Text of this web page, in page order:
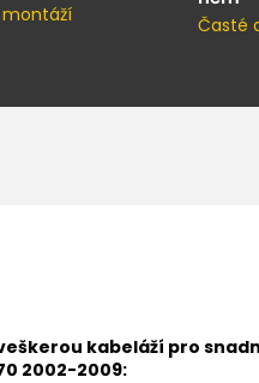
Časté
kabeláží pro
2002-2009: